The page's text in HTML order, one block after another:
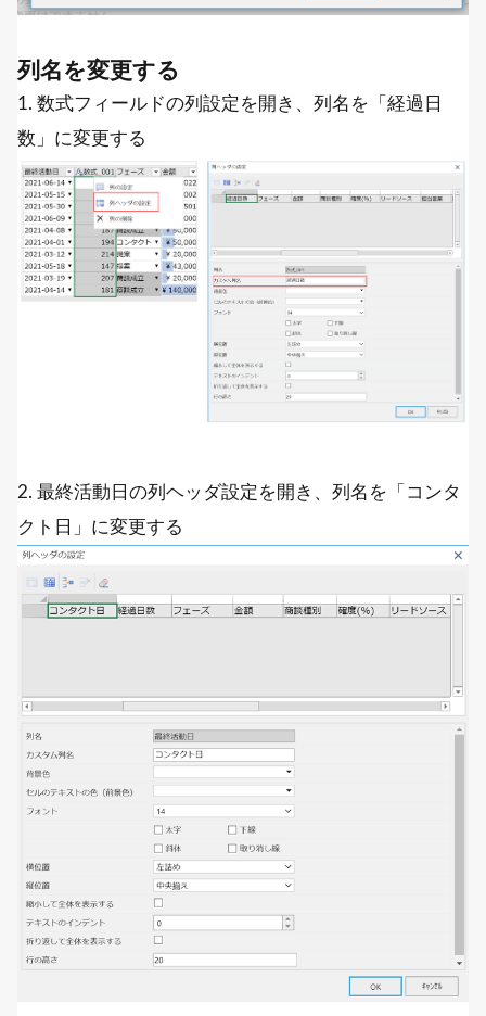
列名を変更する
1. 数式フィールドの列設定を開き、列名を「経過日
数」に変更する
2. 最終活動日の列ヘッダ設定を開き、列名を「コンタ
クト日」に変更する